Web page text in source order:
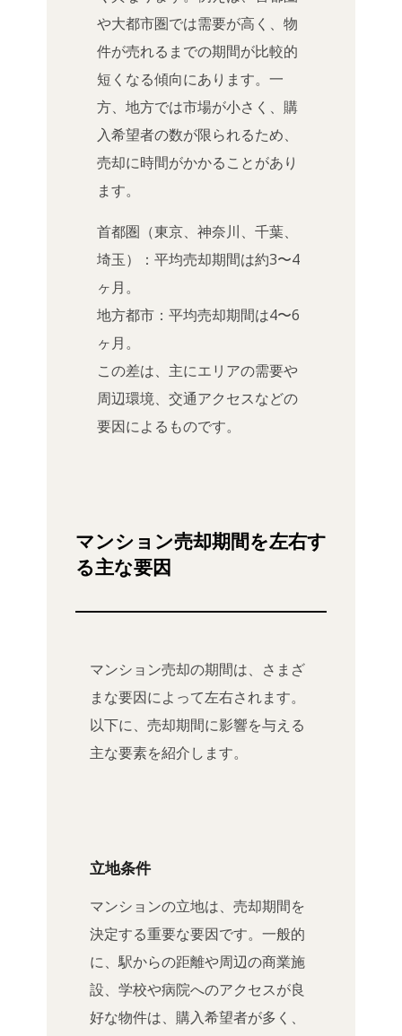
や大都市圏では需要が高く、物
件が売れるまでの期間が比較的
短くなる傾向にあります。一
方、地方では市場が小さく、購
入希望者の数が限られるため、
売却に時間がかかることがあり
ます。
首都圏（東京、神奈川、千葉、
埼玉）：平均売却期間は約3〜4
ヶ月。
地方都市：平均売却期間は4〜6
ヶ月。
この差は、主にエリアの需要や
周辺環境、交通アクセスなどの
要因によるものです。
マンション売却期間を左右す
る主な要因
マンション売却の期間は、さまざ
まな要因によって左右されます。
以下に、売却期間に影響を与える
主な要素を紹介します。
立地条件
マンションの立地は、売却期間を
決定する重要な要因です。一般的
に、駅からの距離や周辺の商業施
設、学校や病院へのアクセスが良
好な物件は、購入希望者が多く、